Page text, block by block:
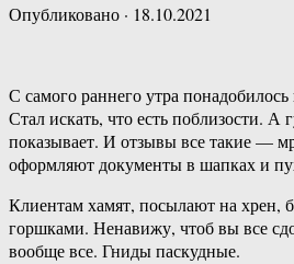
Опубликовано · 18.10.2021
С самого раннего утра
Стал искать, что есть поблизости. А
показывает. И отзывы все такие —
оформляют документы в шапках и
Клиентам хамят, посылают на хрен,
горшками. Ненавижу, чтоб вы все
вообще все. Гниды паскудные.